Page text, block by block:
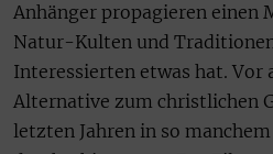
Anhänger propagieren einen
Natur-Kulten und
Interessierten etwas hat. Vor
Alternative zum christlichen
letzten Jahren in so